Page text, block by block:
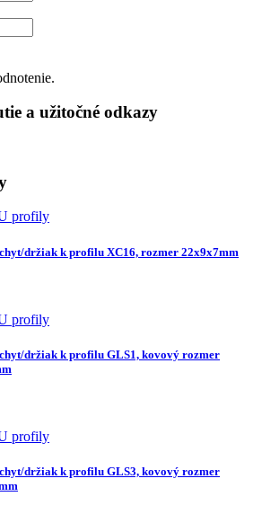
a užitočné odkazy
profily
držiak k profilu XC16, rozmer 22x9x7mm
profily
držiak k profilu GLS1, kovový rozmer
profily
držiak k profilu GLS3, kovový rozmer